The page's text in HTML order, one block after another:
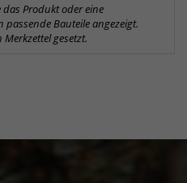
das Produkt oder eine
Bauteile angezeigt.
gesetzt.